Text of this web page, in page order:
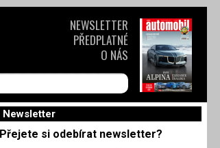
Newsletter
Přejete si odebírat newsletter?
NEWSLETTER
PŘEDPLATNÉ
O NÁS